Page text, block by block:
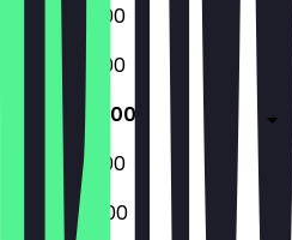
05:00 - 19:00
05:00 - 19:00
05:00 - 19:00
05:00 - 19:00
07:00 - 14:00